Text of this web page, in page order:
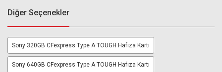
Diğer Seçenekler
Sony 320GB CFexpress Type A TOUGH Hafıza Kartı
Sony 640GB CFexpress Type A TOUGH Hafıza Kartı